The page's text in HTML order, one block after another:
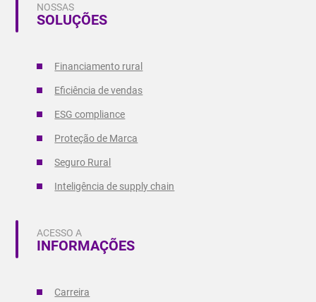
NOSSAS
SOLUÇÕES
Financiamento rural
Eficiência de vendas
ESG compliance
Proteção de Marca
Seguro Rural
Inteligência de supply chain
ACESSO A
INFORMAÇÕES
Carreira